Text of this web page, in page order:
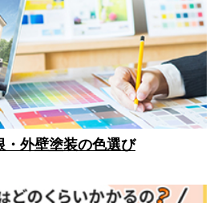
・外壁塗装の色選び